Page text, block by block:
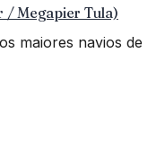
/ Megapier Tula)
maiores navios de